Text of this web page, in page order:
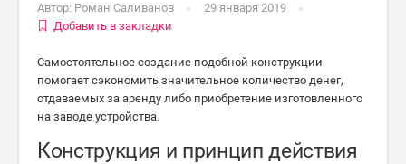
Автор: Роман Саливанов
29 января 2019
Добавить в закладки
Самостоятельное создание подобной конструкции
помогает сэкономить значительное количество денег,
отдаваемых за аренду либо приобретение изготовленного
на заводе устройства.
Конструкция и принцип действия